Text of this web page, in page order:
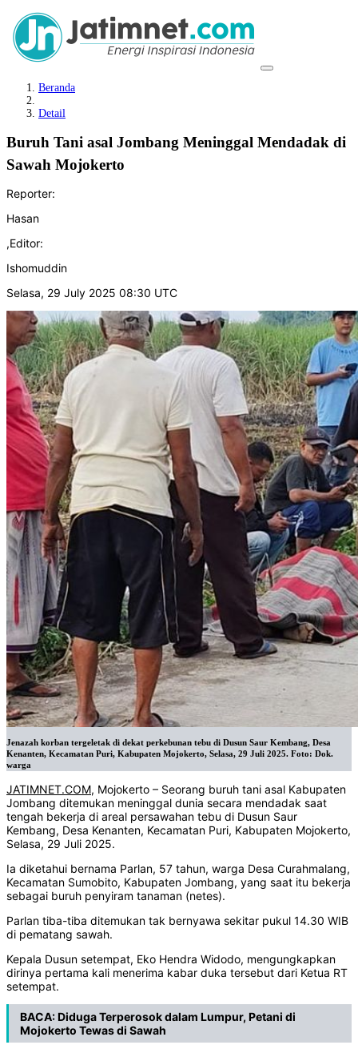
Beranda
Detail
Buruh Tani asal Jombang Meninggal Mendadak di
Sawah Mojokerto
Reporter:
Hasan
,Editor:
Ishomuddin
Selasa, 29 July 2025 08:30 UTC
Jenazah korban tergeletak di dekat perkebunan tebu di Dusun Saur Kembang, Desa
Kenanten, Kecamatan Puri, Kabupaten Mojokerto, Selasa, 29 Juli 2025. Foto: Dok.
warga
JATIMNET.COM, Mojokerto – Seorang buruh tani asal Kabupaten
Jombang ditemukan meninggal dunia secara mendadak saat
tengah bekerja di areal persawahan tebu di Dusun Saur
Kembang, Desa Kenanten, Kecamatan Puri, Kabupaten Mojokerto,
Selasa, 29 Juli 2025.
Ia diketahui bernama Parlan, 57 tahun, warga Desa Curahmalang,
Kecamatan Sumobito, Kabupaten Jombang, yang saat itu bekerja
sebagai buruh penyiram tanaman (netes).
Parlan tiba-tiba ditemukan tak bernyawa sekitar pukul 14.30 WIB
di pematang sawah.
Kepala Dusun setempat, Eko Hendra Widodo, mengungkapkan
dirinya pertama kali menerima kabar duka tersebut dari Ketua RT
setempat.
BACA:Diduga Terperosok dalam Lumpur, Petani di
Mojokerto Tewas di Sawah